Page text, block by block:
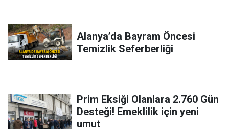
Alanya’da Bayram Öncesi
Temizlik Seferberliği
Prim Eksiği Olanlara 2.760 Gün
Desteği! Emeklilik için yeni
umut